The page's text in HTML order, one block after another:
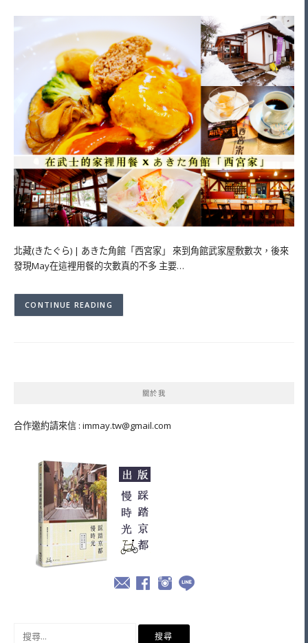
北藏(きたぐら) | あきた角館「西宮家」 來到角館武家屋敷數次，後來
發現May在這裡用餐的次數真的不多 主要…
CONTINUE READING
關於我
合作邀約請來信 : immay.tw@gmail.com